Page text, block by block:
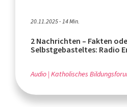
20.11.2025 - 14 Min.
2 Nachrichten – Fakten
Selbstgebasteltes: Radio
Audio Katholisches